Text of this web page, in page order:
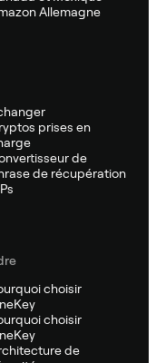
Allemagne
prises en
de
de récupération
choisir
choisir
de